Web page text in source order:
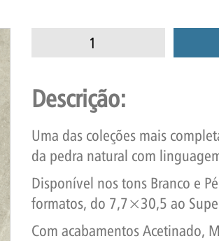
Descrição:
Uma das coleções mais
da pedra natural com
Disponível nos tons Branco e
formatos, do 7,7×30,5 ao
Com acabamentos Acetinado,